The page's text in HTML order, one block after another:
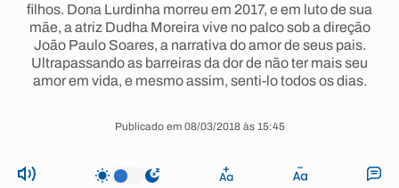
filhos. Dona Lurdinha morreu em 2017, e em luto de sua
mãe, a atriz Dudha Moreira vive no palco sob a direção
João Paulo Soares, a narrativa do amor de seus pais.
Ultrapassando as barreiras da dor de não ter mais seu
amor em vida, e mesmo assim, senti-lo todos os dias.
Publicado em 08/03/2018 às 15:45